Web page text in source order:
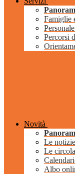
Famiglie
Percorsi
Novità
Le notizie
Le
Albo